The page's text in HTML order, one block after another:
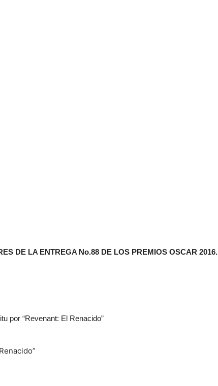
DE LA ENTREGA No.88 DE LOS PREMIOS OSCAR 2016.
por “Revenant: El Renacido”